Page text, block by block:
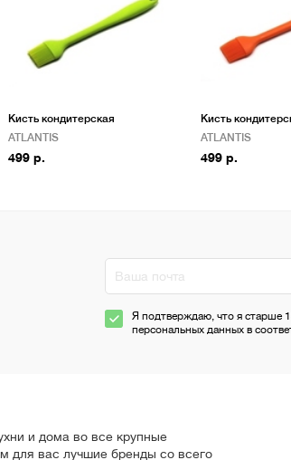
Кисть кондитерская
ATLANTIS
499 р.
Кисть
ATLANTIS
499 р.
Я подтверждаю, что я старше
персональных данных в
и дома во все крупные
для вас лучшие бренды со всего